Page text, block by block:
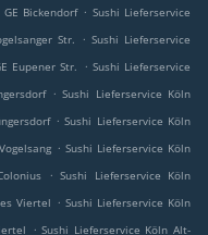
Bickendorf . Sushi Lieferservice
Str. . Sushi Lieferservice
Eupener Str. . Sushi Lieferservice
. Sushi Lieferservice Köln
. Sushi Lieferservice Köln
. Sushi Lieferservice Köln
. Sushi Lieferservice Köln
Viertel . Sushi Lieferservice Köln
. Sushi Lieferservice Köln Alt-